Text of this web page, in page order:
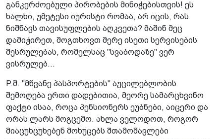
განკერძოებული პირობების მინიჭებისთვის! ეს
ხალხი, უმეტესი იურისტი რომაა, არ იცის, რას
ნიშნავს თავისუფლების აღკვეთა? მაშინ მეც
დამიჭირეთ, მოგთხოვთ მერე ისეთი სერვისების
შესრულებას, რომელსაც "სვაბოდაზე" ვერ
ვისრულებ...
P.შ. "მწვანე პასპორტების" აუცილებლობის
შემოღება ერთი დადებითია, მეორე სამარცხვინო
ფაქტი ისაა, როცა პენსიონერს ეუბნები, აიცერი და
ორას ლარს მოგცემო. ახლა ველოდოთ, როგორ
მიაცუხცუხებენ მოხუცებს შთამომავლები